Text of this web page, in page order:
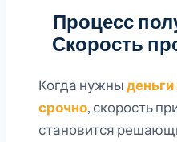
Процесс
Скорость
Когда нужныденьги
срочно, скорость
становится